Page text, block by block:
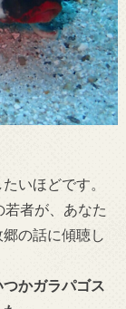
いほどです。
者が、あなた
の話に傾聴し
つかガラパゴス